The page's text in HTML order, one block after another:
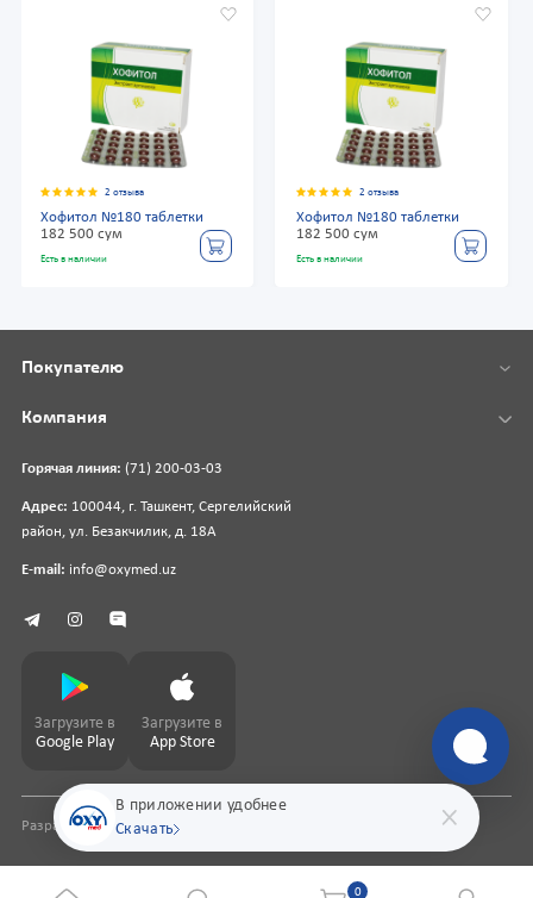
2 отзыва
Хофитол №180 таблетки
182 500 сум
Есть в наличии
2 отзыва
Хофитол №180 таблетки
182 500 сум
Есть в наличии
В приложении удобнее
Скачать
Горячая линия: (71) 200-03-03
Адрес: 100044, г. Ташкент, Сергелийский
район, ул. Безакчилик, д. 18А
E-mail: info@oxymed.uz
Покупателю
Компания
Загрузите в
Google Play
Загрузите в
App Store
Разработка сайтаpharmit.uz
0